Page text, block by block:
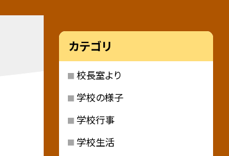
カテゴリ
校長室より
学校の様子
学校行事
学校生活